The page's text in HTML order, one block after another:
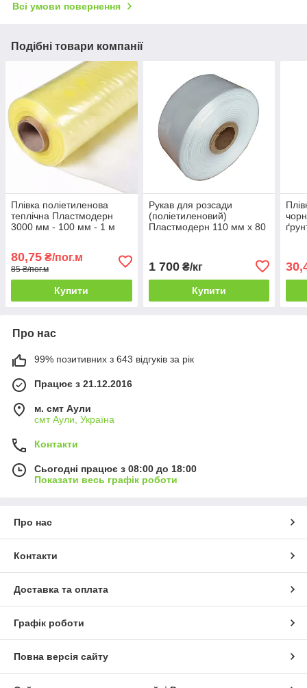
Всі умови повернення
Подібні товари компанії
Плівка поліетиленова
теплічна Пластмодерн
3000 мм - 100 мм - 1 м
80,75 ₴/пог.м
85 ₴/пог.м
Купити
Рукав для розсади
(поліетиленовий)
Пластмодерн 110 мм х 80
1 700₴/кг
Купити
Про нас
99% позитивних з 643 відгуків за рік
Працює з 21.12.2016
м. смт Аули
смт Аули, Україна
Контакти
Сьогодні працює з 08:00 до 18:00
Показати весь графік роботи
Про нас
Контакти
Доставка та оплата
Графік роботи
Повна версія сайту